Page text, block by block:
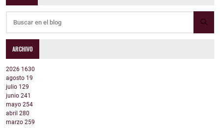
ARCHIVO
2026 1630
agosto 19
julio 129
junio 241
mayo 254
abril 280
marzo 259